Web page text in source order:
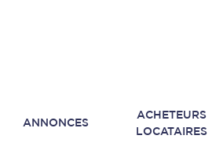
ANNONCES
ACHETEURS
LOCATAIRES